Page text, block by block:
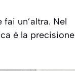
un’altra. Nel
è la precisione